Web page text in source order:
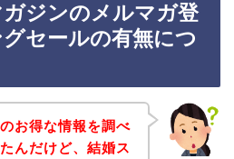
ジンのメルマガ登
セールの有無につ
お得な情報を調べ
んだけど、結婚ス